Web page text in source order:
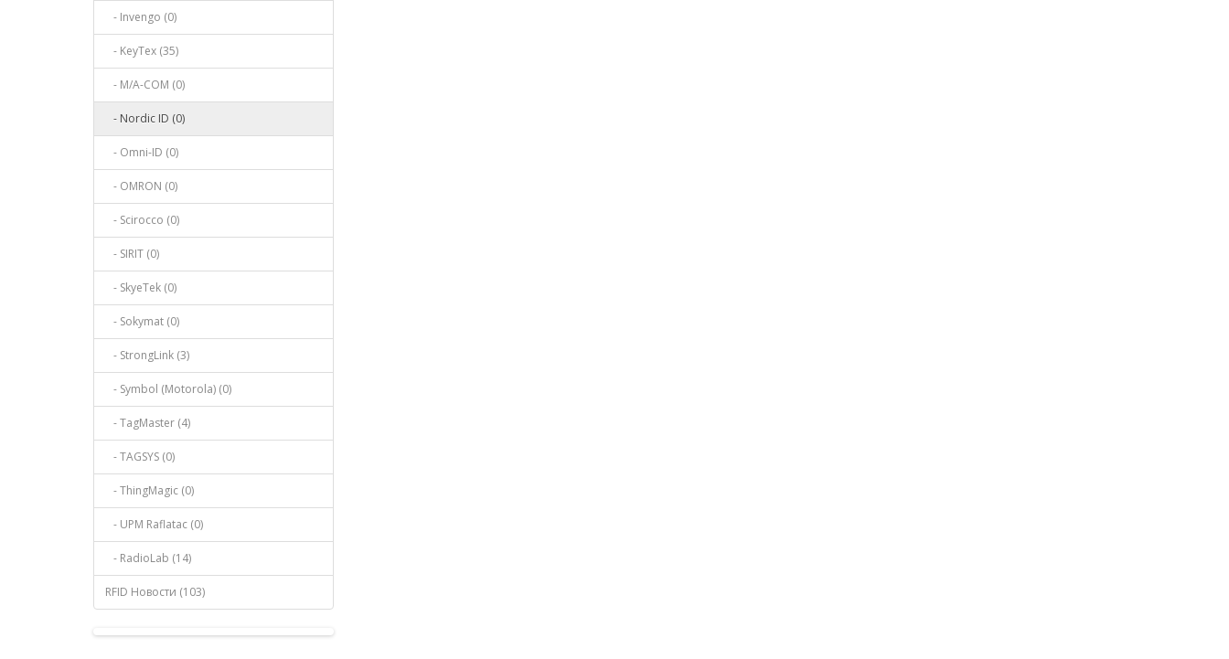
- Invengo (0)
- KeyTex (35)
- M/A-COM (0)
- Nordic ID (0)
- Omni-ID (0)
- OMRON (0)
- Scirocco (0)
- SIRIT (0)
- SkyeTek (0)
- Sokymat (0)
- StrongLink (3)
- Symbol (Motorola) (0)
- TagMaster (4)
- TAGSYS (0)
- ThingMagic (0)
- UPM Raflatac (0)
- RadioLab (14)
RFID Новости (103)